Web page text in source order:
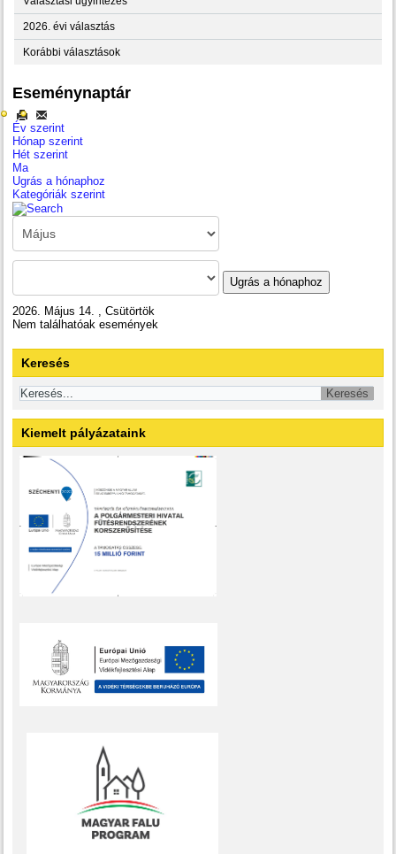
2026. évi választás
Korábbi választások
Eseménynaptár
Év szerint
Hónap szerint
Hét szerint
Ma
Ugrás a hónaphoz
Kategóriák szerint
Ugrás a hónaphoz
2026. Május 14. , Csütörtök
Nem találhatóak események
Keresés
Kiemelt pályázataink